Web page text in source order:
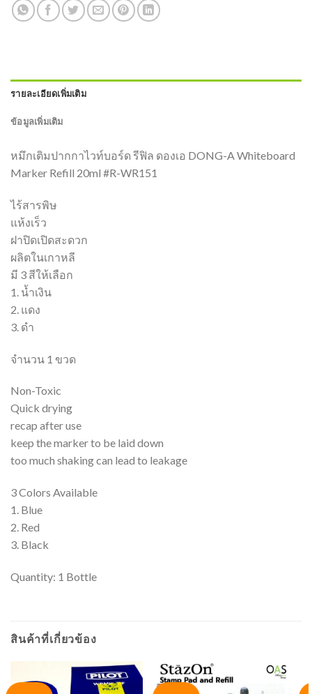
รายละเอียดเพิ่มเติม
ข้อมูลเพิ่มเติม
หมึกเติมปากกาไวท์บอร์ด รีฟิล ดองเอ DONG-A Whiteboard
Marker Refill 20ml #R-WR151
ไร้สารพิษ
แห้งเร็ว
ฝาปิดเปิดสะดวก
ผลิตในเกาหลี
มี 3 สีให้เลือก
1. น้ำเงิน
2. แดง
3. ดำ
จำนวน 1 ขวด
Non-Toxic
Quick drying
recap after use
keep the marker to be laid down
too much shaking can lead to leakage
3 Colors Available
1. Blue
2. Red
3. Black
Quantity: 1 Bottle
สินค้าที่เกี่ยวข้อง